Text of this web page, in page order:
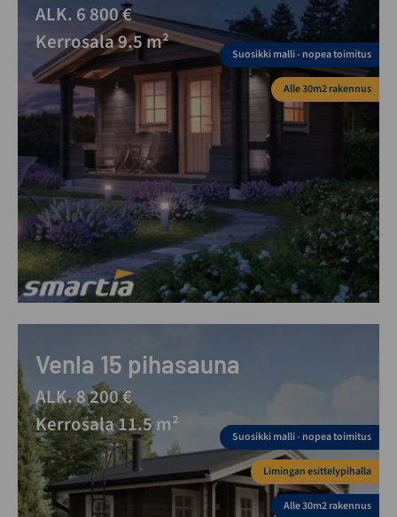
ALK. 6 800 €
Kerrosala 9.5 m²
Suosikki malli - nopea toimitus
Alle 30m2 rakennus
Venla 15 pihasauna
ALK. 8 200 €
Kerrosala 11.5 m²
Suosikki malli - nopea toimitus
Limingan esittelypihalla
Alle 30m2 rakennus